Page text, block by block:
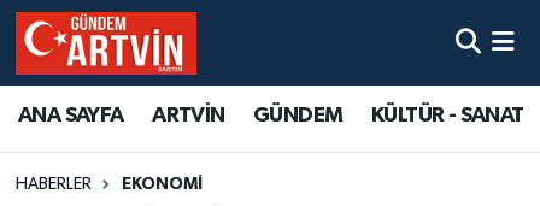
ANA SAYFA ARTVİN GÜNDEM KÜLTÜR - SANAT
HABERLER EKONOMİ